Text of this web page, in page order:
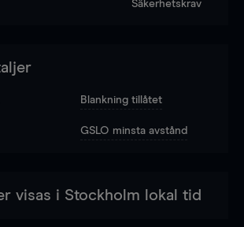
Säkerhetskrav
Blankning tillåtet
GSLO minsta avstånd
visas i Stockholm lokal tid